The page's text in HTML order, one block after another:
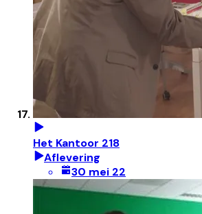
Het Kantoor 218
Aflevering
30 mei 22